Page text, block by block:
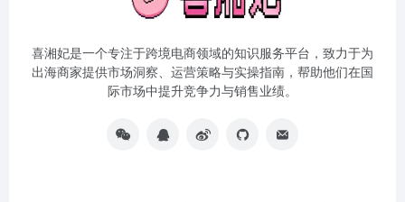
喜湘妃是一个专注于跨境电商领域的知识服务平台，致力于为
出海商家提供市场洞察、运营策略与实操指南，帮助他们在国
际市场中提升竞争力与销售业绩。